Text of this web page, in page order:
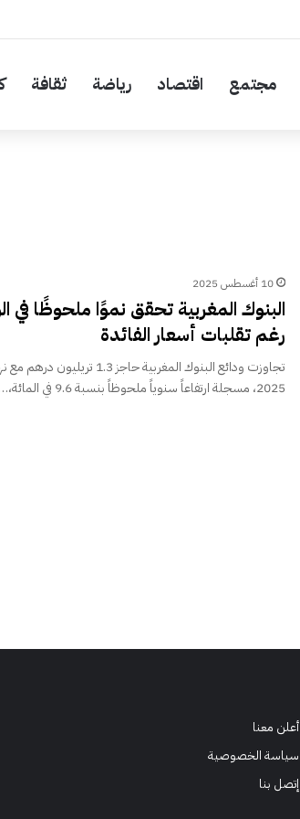
مجتمع اقتصاد رياضة ثقافة
10 أغسطس 2025
البنوك المغربية تحقق نموًا ملحوظًا في
رغم تقلبات أسعار الفائدة
تجاوزت ودائع البنوك المغربية حاجز 1.3
2025، مسجلة ارتفاعاً سنوياً ملحوظاً بنسبة 9.6 في المائة،…
أعلن معنا
سياسة الخصوصية
إتصل بنا